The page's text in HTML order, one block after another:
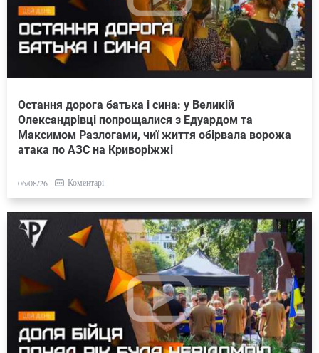
Остання дорога батька і сина: у Великій
Олександрівці попрощалися з Едуардом та
Максимом Разлогами, чиї життя обірвала ворожа
атака по АЗС на Криворіжжі
06/08/26 Коментарі